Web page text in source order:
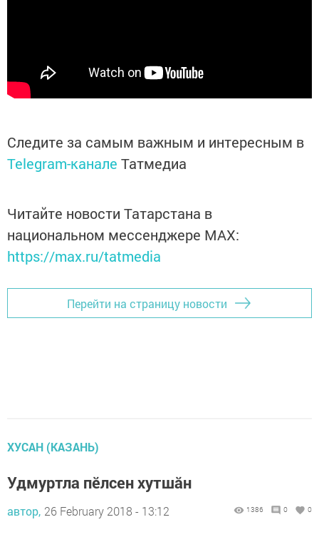
Следите за самым важным и интересным в
Telegram-канале Татмедиа
Читайте новости Татарстана в
национальном мессенджере MАХ:
https://max.ru/tatmedia
Перейти на страницу новости
ХУСАН (КАЗАНЬ)
Удмуртла пӗлсен хутшăн
автор, 26 February 2018 - 13:12 1386 0 0